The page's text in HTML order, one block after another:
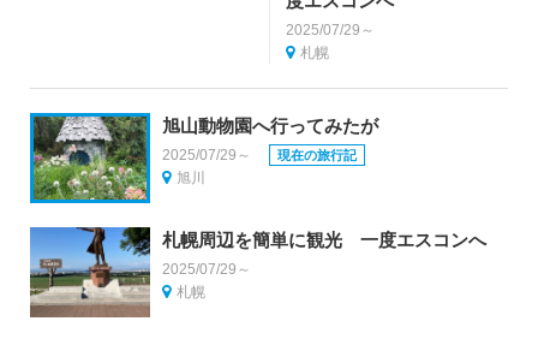
2025/07/29～
札幌
旭山動物園へ行ってみたが
2025/07/29～ 現在の旅行記
旭川
札幌周辺を簡単に観光 一度エスコンへ
2025/07/29～
札幌